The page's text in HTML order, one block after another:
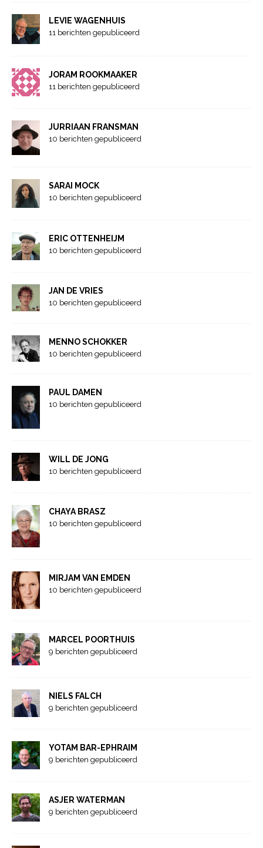
LEVIE WAGENHUIS
11 berichten gepubliceerd
JORAM ROOKMAAKER
11 berichten gepubliceerd
JURRIAAN FRANSMAN
10 berichten gepubliceerd
SARAI MOCK
10 berichten gepubliceerd
ERIC OTTENHEIJM
10 berichten gepubliceerd
JAN DE VRIES
10 berichten gepubliceerd
MENNO SCHOKKER
10 berichten gepubliceerd
PAUL DAMEN
10 berichten gepubliceerd
WILL DE JONG
10 berichten gepubliceerd
CHAYA BRASZ
10 berichten gepubliceerd
MIRJAM VAN EMDEN
10 berichten gepubliceerd
MARCEL POORTHUIS
9 berichten gepubliceerd
NIELS FALCH
9 berichten gepubliceerd
YOTAM BAR-EPHRAIM
9 berichten gepubliceerd
ASJER WATERMAN
9 berichten gepubliceerd